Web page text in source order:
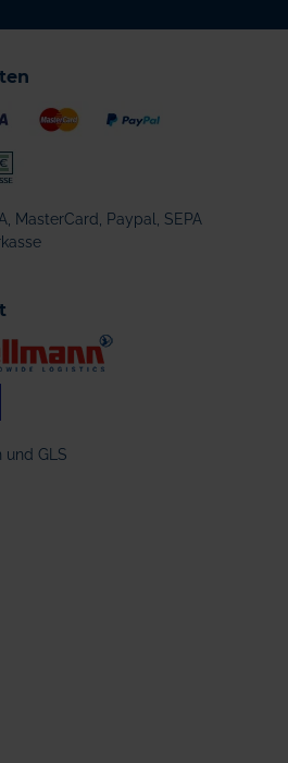
MasterCard, Paypal, SEPA
und GLS